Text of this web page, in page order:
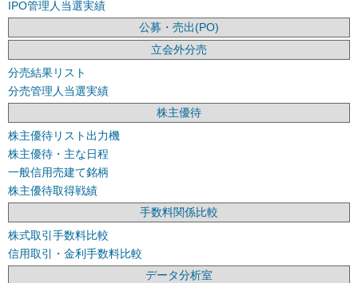
IPO管理人当選実績
公募・売出(PO)
立会外分売
分売結果リスト
分売管理人当選実績
株主優待
株主優待リスト出力機
株主優待・主な日程
一般信用売建て銘柄
株主優待取得戦績
手数料関係比較
株式取引手数料比較
信用取引・金利手数料比較
データ分析室